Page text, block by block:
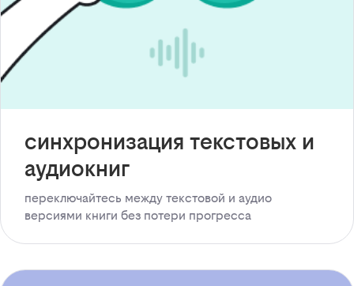
синхронизация текстовых и
аудиокниг
переключайтесь между текстовой и аудио
версиями книги без потери прогресса